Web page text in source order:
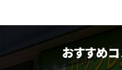
おすすめ